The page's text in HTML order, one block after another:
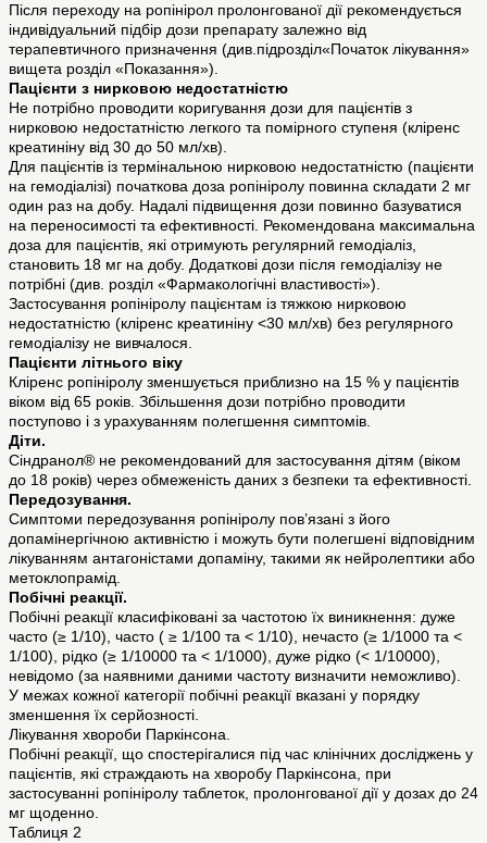
Після переходу на ропінірол пролонгованої дії рекомендується
індивідуальний підбір дози препарату залежно від
терапевтичного призначення (див.підрозділ«Початок лікування»
вищета розділ «Показання»).
Пацієнти з нирковою недостатністю
Не потрібно проводити коригування дози для пацієнтів з
нирковою недостатністю легкого та помірного ступеня (кліренс
креатиніну від 30 до 50 мл/хв).
Для пацієнтів із термінальною нирковою недостатністю (пацієнти
на гемодіалізі) початкова доза ропініролу повинна складати 2 мг
один раз на добу. Надалі підвищення дози повинно базуватися
на переносимості та ефективності. Рекомендована максимальна
доза для пацієнтів, які отримують регулярний гемодіаліз,
становить 18 мг на добу. Додаткові дози після гемодіалізу не
потрібні (див. розділ «Фармакологічні властивості»).
Застосування ропініролу пацієнтам із тяжкою нирковою
недостатністю (кліренс креатиніну ˂30 мл/хв) без регулярного
гемодіалізу не вивчалося.
Пацієнти літнього віку
Кліренс ропініролу зменшується приблизно на 15 % у пацієнтів
віком від 65 років. Збільшення дози потрібно проводити
поступово і з урахуванням полегшення симптомів.
Діти.
Сіндранол® не рекомендований для застосування дітям (віком
до 18 років) через обмеженість даних з безпеки та ефективності.
Передозування.
Симптоми передозування ропініролу пов’язані з його
допамінергічною активністю і можуть бути полегшені відповідним
лікуванням антагоністами допаміну, такими як нейролептики або
метоклопрамід.
Побічні реакції.
Побічні реакції класифіковані за частотою їх виникнення: дуже
часто (≥ 1/10), часто ( ≥ 1/100 та ˂ 1/10), нечасто (≥ 1/1000 та ˂
1/100), рідко (≥ 1/10000 та ˂ 1/1000), дуже рідко (˂ 1/10000),
невідомо (за наявними даними частоту визначити неможливо).
У межах кожної категорії побічні реакції вказані у порядку
зменшення їх серйозності.
Лікування хвороби Паркінсона.
Побічні реакції, що спостерігалися під час клінічних досліджень у
пацієнтів, які страждають на хворобу Паркінсона, при
застосуванні ропініролу таблеток, пролонгованої дії у дозах до 24
мг щоденно.
Таблиця 2